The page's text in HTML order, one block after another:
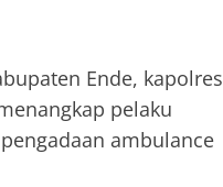
Ende, kapolres
pelaku
ambulance